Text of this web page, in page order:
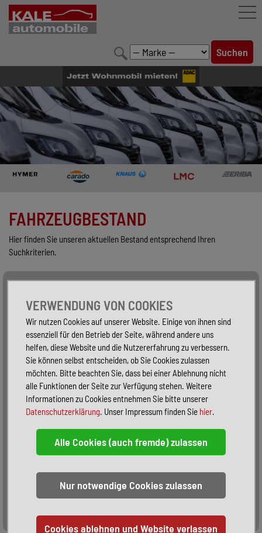
FAHRZEUGBESTAND
LEISTUNGEN
KONFIGURATOR
MARKENWELT
UNTERNEHMEN
FAHRZEUGBESTAND
Hier finden Sie unseren aktuellen Bestand entsprechend Ihren
Suchkriterien.
Alle Fahrzeuge
Sortieren:
VERWENDUNG VON COOKIES
Wir nutzen Cookies auf unserer Website. Einige von ihnen sind
essenziell für den Betrieb der Seite, während andere uns
helfen, diese Website und die Nutzererfahrung zu verbessern.
Sie können selbst entscheiden, ob Sie Cookies zulassen
möchten. Bitte beachten Sie, dass bei einer Ablehnung nicht
alle Funktionen der Seite zur Verfügung stehen. Weitere
Informationen zu Cookies entnehmen Sie bitte unserer
Datenschutzerklärung. Unser Impressum finden Sie hier.